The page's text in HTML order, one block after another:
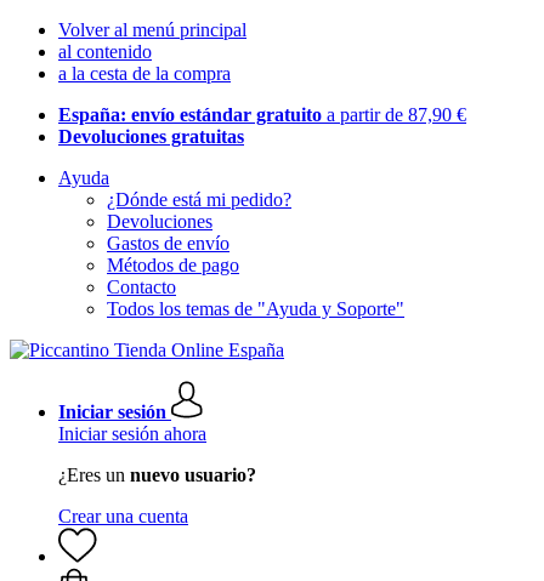
Volver al menú principal
al contenido
a la cesta de la compra
España: envío estándar gratuito a partir de 87,90 €
Devoluciones gratuitas
Ayuda
¿Dónde está mi pedido?
Devoluciones
Gastos de envío
Métodos de pago
Contacto
Todos los temas de "Ayuda y Soporte"
Iniciar sesión
Iniciar sesión ahora
¿Eres un nuevo usuario?
Crear una cuenta